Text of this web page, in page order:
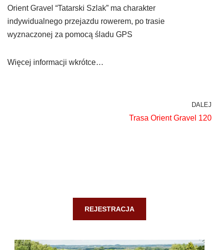
Orient Gravel “Tatarski Szlak” ma charakter
indywidualnego przejazdu rowerem, po trasie
wyznaczonej za pomocą śladu GPS
Więcej informacji wkrótce…
DALEJ
Trasa Orient Gravel 120
REJESTRACJA